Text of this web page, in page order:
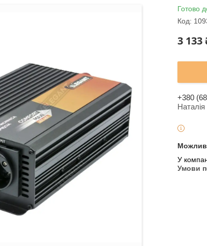
Готово
Код:
3 133
+380
Наталія
У